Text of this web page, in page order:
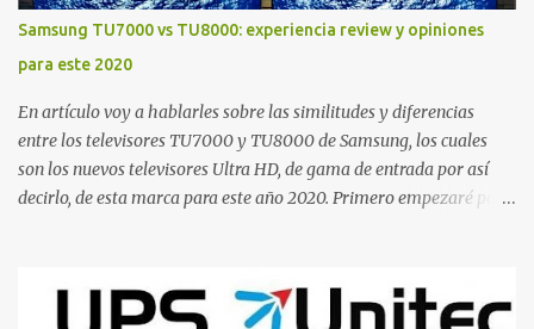
Samsung TU7000 vs TU8000: experiencia review y opiniones
para este 2020
En artículo voy a hablarles sobre las similitudes y diferencias
entre los televisores TU7000 y TU8000 de Samsung, los cuales
son los nuevos televisores Ultra HD, de gama de entrada por así
decirlo, de esta marca para este año 2020. Primero empezaré por
Motion Rate igual a 120. Ambos cuentan con el Procesador Crystal
4K para el procesado gráfico, y por supuesto ambos soportan HDR,